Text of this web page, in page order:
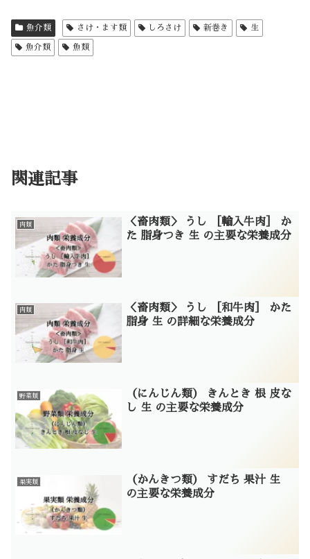
魚介類 さけ・ます類 しろさけ 新巻き 生
魚介類 魚類
関連記事
肉類
＜畜肉類＞ うし ［輸入牛肉］ か
た 脂身つき 生 の主要な栄養成分
肉類
＜畜肉類＞ うし ［和牛肉］ かた
脂身 生 の詳細な栄養成分
野菜類
（にんじん類） きんとき 根 皮な
し 生 の主要な栄養成分
果実類
（かんきつ類） すだち 果汁 生
の主要な栄養成分